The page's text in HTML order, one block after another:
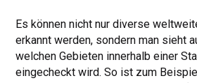
Es können nicht nur diverse
erkannt werden, sondern man sieht
welchen Gebieten innerhalb einer
eingecheckt wird. So ist zum